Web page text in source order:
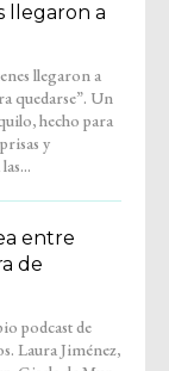
llegaron a
entre
de